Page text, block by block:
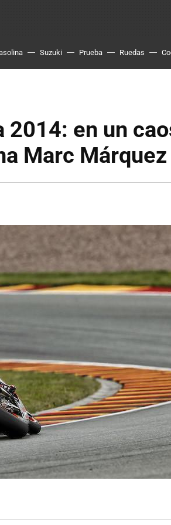
Suzuki Prueba Ruedas
2014: en un
Marc Márquez